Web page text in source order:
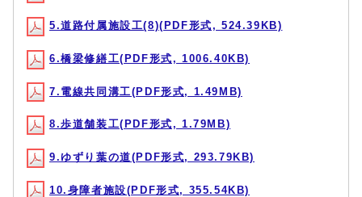
5.道路付属施設工(8)(PDF形式, 524.39KB)
6.橋梁修繕工(PDF形式, 1006.40KB)
7.電線共同溝工(PDF形式, 1.49MB)
8.歩道舗装工(PDF形式, 1.79MB)
9.ゆずり葉の道(PDF形式, 293.79KB)
10.身障者施設(PDF形式, 355.54KB)